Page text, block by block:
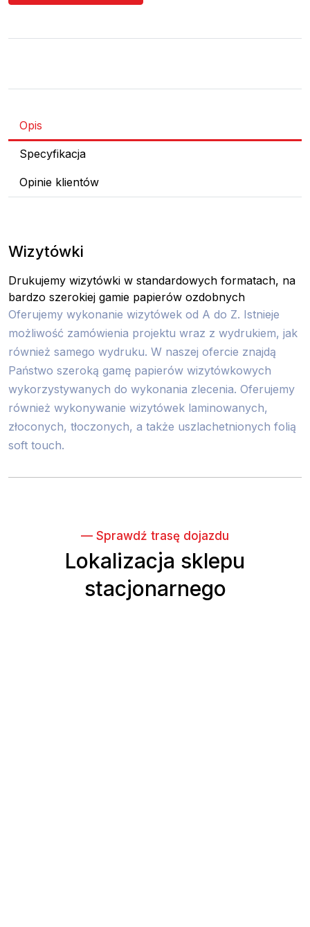
Opis
Specyfikacja
Opinie klientów
Wizytówki
Drukujemy wizytówki w standardowych formatach, na
bardzo szerokiej gamie papierów ozdobnych
Oferujemy wykonanie wizytówek od A do Z. Istnieje
możliwość zamówienia projektu wraz z wydrukiem, jak
również samego wydruku. W naszej ofercie znajdą
Państwo szeroką gamę papierów wizytówkowych
wykorzystywanych do wykonania zlecenia. Oferujemy
również wykonywanie wizytówek laminowanych,
złoconych, tłoczonych, a także uszlachetnionych folią
soft touch.
— Sprawdź trasę dojazdu
Lokalizacja sklepu
stacjonarnego